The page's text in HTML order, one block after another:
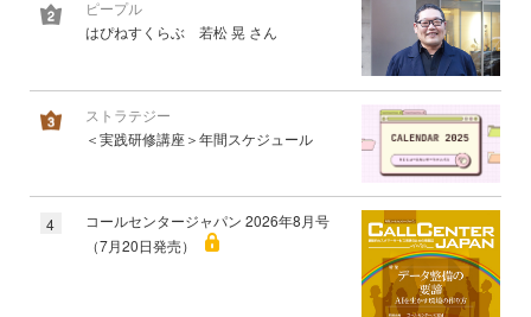
ピープル
はぴねすくらぶ 若松 晃 さん
ストラテジー
＜実践研修講座＞年間スケジュール
4
コールセンタージャパン 2026年8月号
（7月20日発売）